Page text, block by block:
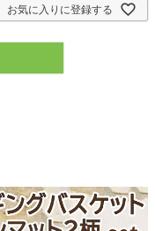
お気に入りに登録する